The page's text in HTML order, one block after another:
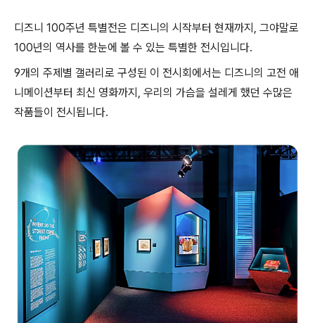
디즈니 100주년 특별전은 디즈니의 시작부터 현재까지, 그야말로
100년의 역사를 한눈에 볼 수 있는 특별한 전시입니다.
9개의 주제별 갤러리로 구성된 이 전시회에서는 디즈니의 고전 애
니메이션부터 최신 영화까지, 우리의 가슴을 설레게 했던 수많은
작품들이 전시됩니다.